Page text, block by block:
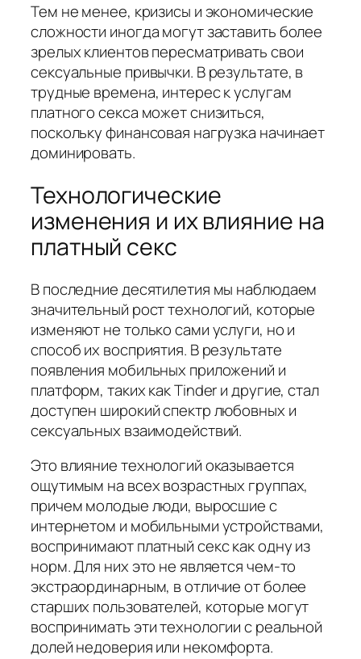
Тем не менее, кризисы и экономические
сложности иногда могут заставить более
зрелых клиентов пересматривать свои
сексуальные привычки. В результате, в
трудные времена, интерес к услугам
платного секса может снизиться,
поскольку финансовая нагрузка начинает
доминировать.
Технологические
изменения и их влияние на
платный секс
В последние десятилетия мы наблюдаем
значительный рост технологий, которые
изменяют не только сами услуги, но и
способ их восприятия. В результате
появления мобильных приложений и
платформ, таких как Tinder и другие, стал
доступен широкий спектр любовных и
сексуальных взаимодействий.
Это влияние технологий оказывается
ощутимым на всех возрастных группах,
причем молодые люди, выросшие с
интернетом и мобильными устройствами,
воспринимают платный секс как одну из
норм. Для них это не является чем-то
экстраординарным, в отличие от более
старших пользователей, которые могут
воспринимать эти технологии с реальной
долей недоверия или некомфорта.